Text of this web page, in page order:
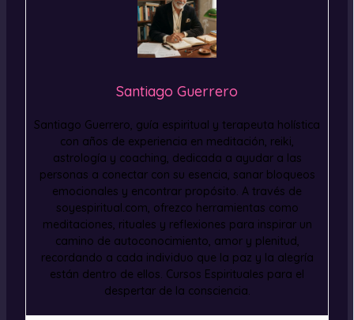
Santiago Guerrero
Santiago Guerrero, guía espiritual y terapeuta holística
con años de experiencia en meditación, reiki,
astrología y coaching, dedicada a ayudar a las
personas a conectar con su esencia, sanar bloqueos
emocionales y encontrar propósito. A través de
soyespiritual.com, ofrezco herramientas como
meditaciones, rituales y reflexiones para inspirar un
camino de autoconocimiento, amor y plenitud,
recordando a cada individuo que la paz y la alegría
están dentro de ellos. Cursos Espirituales para el
despertar de la consciencia.